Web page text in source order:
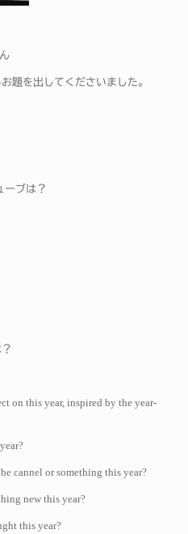
題を出してくださいました。
ーブは？
on this year, inspired by the year-
cannel or something this year?
new this year?
this year?